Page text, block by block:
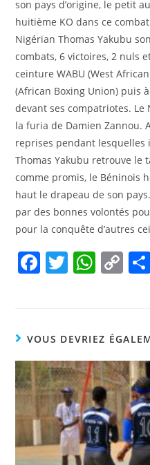
son pays d’origine, le petit
huitième KO dans ce
Nigérian Thomas Yakubu
combats, 6 victoires, 2 nuls
ceinture WABU (West
(African Boxing Union) puis
devant ses compatriotes. Le
la furia de Damien Zannou.
reprises pendant lesquelles
Thomas Yakubu retrouve le
comme promis, le Béninois
haut le drapeau de son
par des bonnes volontés
pour la conquête d’autres
F
e
b
o
o
k
T
er
W
s
A
p
p
C
y
Li
n
k
VOUS DEVRIEZ